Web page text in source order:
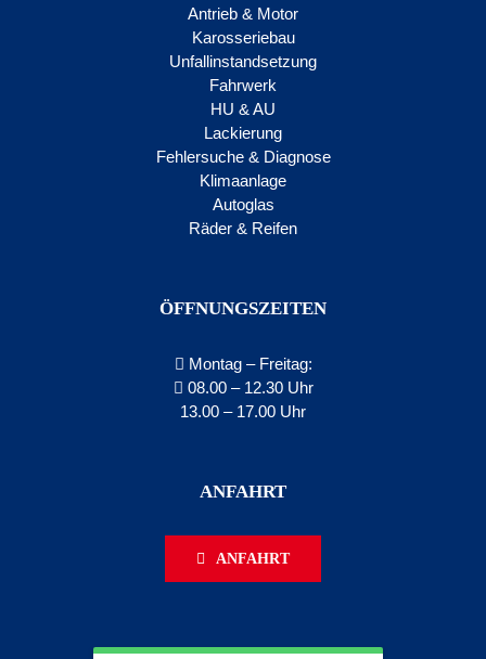
Antrieb & Motor
Karosseriebau
Unfallinstandsetzung
Fahrwerk
HU & AU
Lackierung
Fehlersuche & Diagnose
Klimaanlage
Autoglas
Räder & Reifen
ÖFFNUNGSZEITEN
Montag – Freitag:
08.00 – 12.30 Uhr
13.00 – 17.00 Uhr
ANFAHRT
ANFAHRT